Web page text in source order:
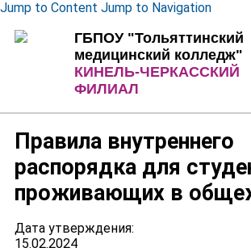
Jump to Content Jump to Navigation
ГБПОУ "Тольяттинский
медицинский колледж"
КИНЕЛЬ-ЧЕРКАССКИЙ
ФИЛИАЛ
Правила внутреннего
распорядка для
проживающих в
Дата утверждения:
15.02.2024